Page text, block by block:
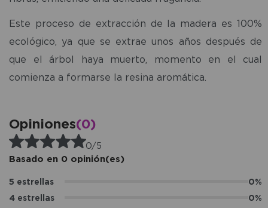
Este proceso de extracción de la madera es 100%
ecológico, ya que se extrae unos años después de
que el árbol haya muerto, momento en el cual
comienza a formarse la resina aromática.
Opiniones(0)
0/5
Basado en 0 opinión(es)
5 estrellas
0%
4 estrellas
0%